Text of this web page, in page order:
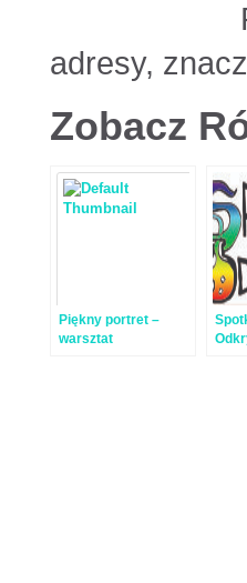
adresy,
Zobacz
Piękny portret –
warsztat